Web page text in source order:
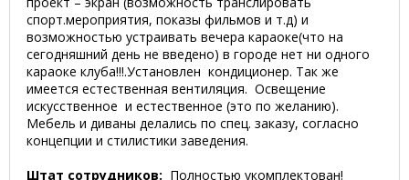
спорт.мероприятия, показы фильмов и т.д) и
возможностью устраивать вечера караоке(что на
сегодняшний день не введено) в городе нет ни одного
караоке клуба!!!.Установлен кондиционер. Так же
имеется естественная вентиляция. Освещение
искусственное и естественное (это по желанию).
Мебель и диваны делались по спец. заказу, согласно
концепции и стилистики заведения.
Штат сотрудников: Полностью укомплектован!